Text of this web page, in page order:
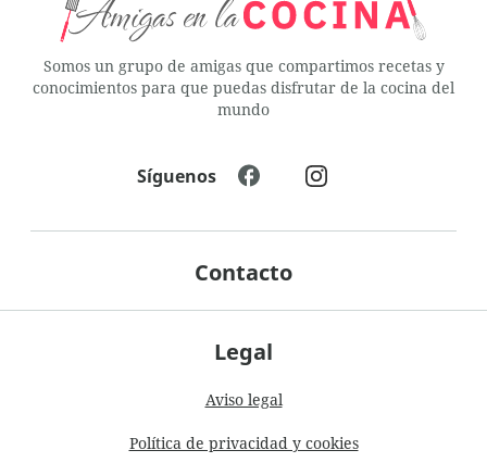
Somos un grupo de amigas que compartimos recetas y
conocimientos para que puedas disfrutar de la cocina del
mundo
Legal
Aviso legal
Política de privacidad y cookies
Contacto
Síguenos